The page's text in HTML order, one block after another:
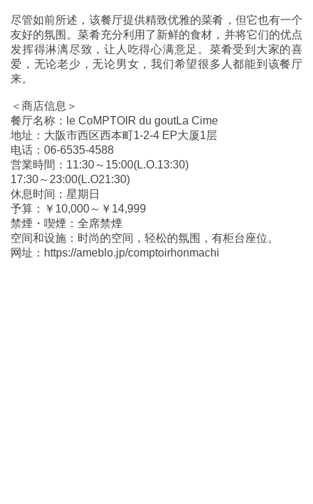
尽管如前所述，该餐厅提供精致优雅的菜肴，但它也有一个
友好的氛围。菜肴充分利用了新鲜的食材，并将它们的优点
发挥得淋漓尽致，让人吃得心满意足。菜肴受到大家的喜
爱，无论老少，无论男女，我们希望很多人都能到该餐厅
来。
＜商店信息＞
餐厅名称：le CoMPTOIR du goutLa Cime
地址：大阪市西区西本町1-2-4 EP大厦1层
电话：06-6535-4588
営業時間：11:30～15:00(L.O.13:30)
17:30～23:00(L.O21:30)
休息时间：星期日
予算：￥10,000～￥14,999
禁煙・喫煙：全席禁煙
空间和设施：时尚的空间，轻松的氛围，有柜台座位。
网址：https://ameblo.jp/comptoirhonmachi